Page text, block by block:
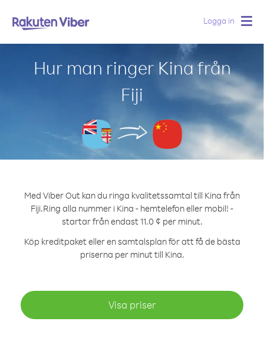
Logga in
Hur man ringer Kina från
Fiji
Med Viber Out kan du ringa kvalitetssamtal till Kina från
Fiji.Ring alla nummer i Kina - hemtelefon eller mobil! -
startar från endast 11.0 ¢ per minut.
Köp kreditpaket eller en samtalsplan för att få de bästa
priserna per minut till Kina.
Visa priser